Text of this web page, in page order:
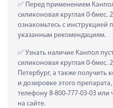
Перед применением
силиконовая круглая 0-6мес.
ознакомьтесь с инструкцией
указанным рекомендациям.
Узнать наличие Канпол
силиконовая круглая 0-6мес.
Петербург, а также
и дозировке этого
телефону 8-800-777-03-03
на сайте.